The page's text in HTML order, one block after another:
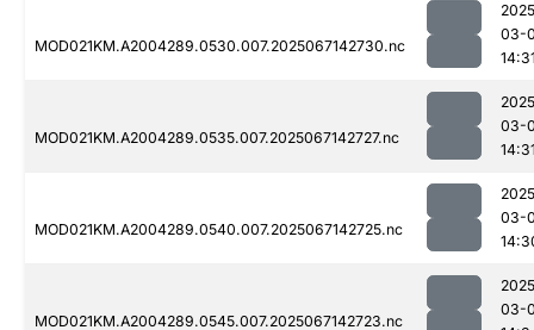
MOD021KM.A2004289.0530.007.2025067142730.nc
03-
MOD021KM.A2004289.0535.007.2025067142727.nc
03-
MOD021KM.A2004289.0540.007.2025067142725.nc
03-
MOD021KM.A2004289.0545.007.2025067142723.nc
03-